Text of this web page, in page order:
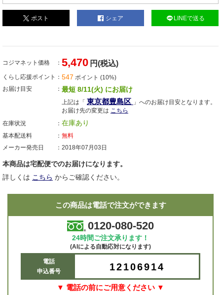
ポスト シェア LINEで送る
コジマネット価格 5,470 円(税込)
くらし応援ポイント 547 ポイント (10%)
お届け目安
最短 8/11(火) にお届け
上記は「 東京都豊島区 」へのお届け目安となります。
お届け先の変更は こちら
在庫状況
在庫あり
基本配送料
無料
メーカー発売日
2018年07月03日
本商品は宅配便でのお届けになります。
詳しくは こちら からご確認ください。
この商品は電話で注文ができます
0120-080-520
24時間ご注文承ります！
(AIによる自動応対になります)
電話
申込番号
12106914
▼ 電話の前にご用意ください ▼